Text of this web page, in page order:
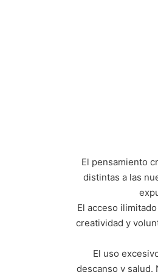
El pensamiento
distintas a las
El acceso
creatividad y
El uso
descanso y salud.